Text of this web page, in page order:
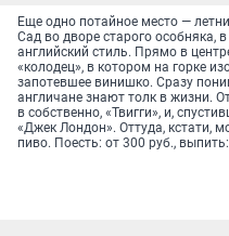
Еще одно потайное место —
Сад во дворе старого особняка,
английский стиль. Прямо в
«колодец», в котором на горке
запотевшее винишко. Сразу
англичане знают толк в жизни.
в собственно, «Твигги», и,
«Джек Лондон». Оттуда, кстати,
пиво. Поесть: от 300 руб.,